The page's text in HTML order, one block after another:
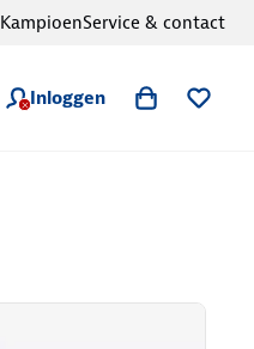
Inloggen
KampioenService & contact